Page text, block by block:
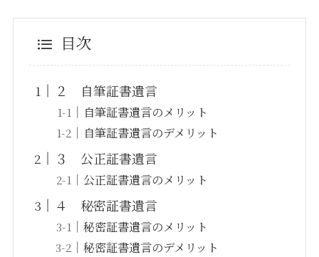
目次
２ 自筆証書遺言
自筆証書遺言のメリット
自筆証書遺言のデメリット
３ 公正証書遺言
公正証書遺言のメリット
４ 秘密証書遺言
秘密証書遺言のメリット
秘密証書遺言のデメリット